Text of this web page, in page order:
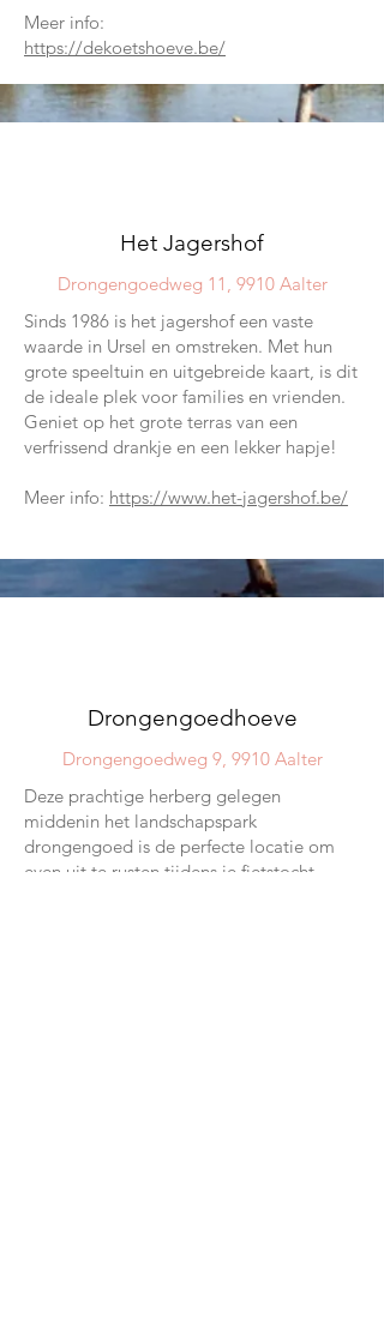
Meer info:
https://dekoetshoeve.be/
Het Jagershof
Drongengoedweg 11, 9910 Aalter
Sinds 1986 is het jagershof een vaste
waarde in Ursel en omstreken. Met hun
grote speeltuin en uitgebreide kaart, is dit
de ideale plek voor families en vrienden.
Geniet op het grote terras van een
verfrissend drankje en een lekker hapje!
Meer info: https://www.het-jagershof.be/
Drongengoedhoeve
Drongengoedweg 9, 9910 Aalter
Deze prachtige herberg gelegen
middenin het landschapspark
drongengoed is de perfecte locatie om
even uit te rusten tijdens je fietstocht.